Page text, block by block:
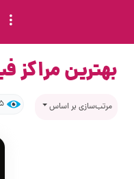
بهترین مراکز
مرتب‌سازی بر اساس